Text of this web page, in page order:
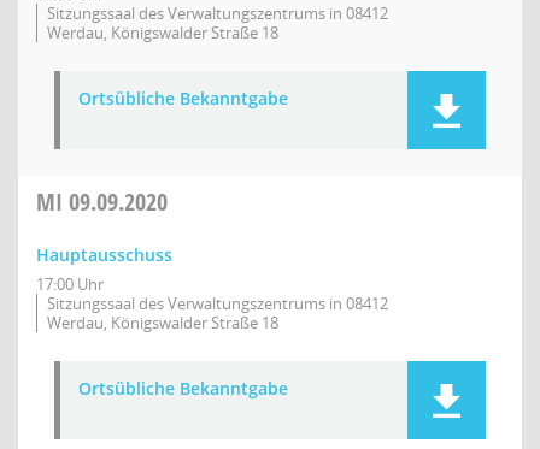
Sitzungssaal des Verwaltungszentrums in 08412
Werdau, Königswalder Straße 18
Ortsübliche Bekanntgabe
MI 09.09.2020
Hauptausschuss
17:00 Uhr
Sitzungssaal des Verwaltungszentrums in 08412
Werdau, Königswalder Straße 18
Ortsübliche Bekanntgabe